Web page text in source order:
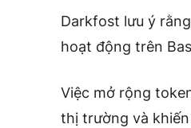
Darkfost lưu ý
hoạt động trên
Việc mở rộng
thị trường và